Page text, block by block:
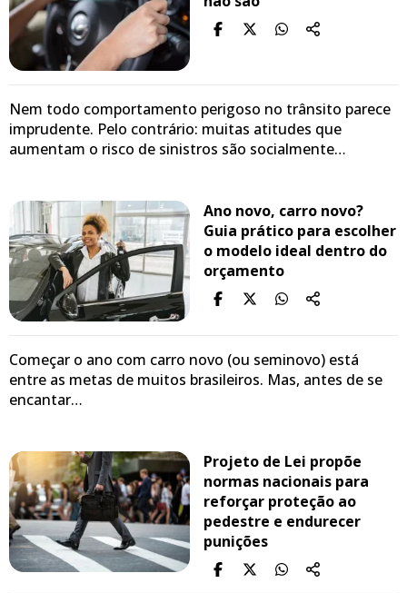
Nem todo comportamento perigoso no trânsito parece
imprudente. Pelo contrário: muitas atitudes que
aumentam o risco de sinistros são socialmente…
Ano novo, carro novo?
Guia prático para escolher
o modelo ideal dentro do
orçamento
Começar o ano com carro novo (ou seminovo) está
entre as metas de muitos brasileiros. Mas, antes de se
encantar…
Projeto de Lei propõe
normas nacionais para
reforçar proteção ao
pedestre e endurecer
punições